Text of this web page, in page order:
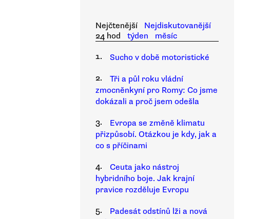
Nejčtenější
Nejdiskutovanější
24 hod
týden
měsíc
1.
Sucho v době motoristické
2.
Tři a půl roku vládní
zmocněnkyní pro Romy: Co jsme
dokázali a proč jsem odešla
3.
Evropa se změně klimatu
přizpůsobí. Otázkou je kdy, jak a
co s příčinami
4.
Ceuta jako nástroj
hybridního boje. Jak krajní
pravice rozděluje Evropu
5.
Padesát odstínů lži a nová